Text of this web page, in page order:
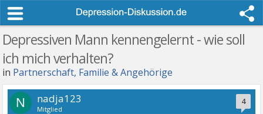
Depressiven Mann kennengelernt - wie soll
ich mich verhalten?
in Partnerschaft, Familie & Angehörige
4
N nadja123
Mitglied